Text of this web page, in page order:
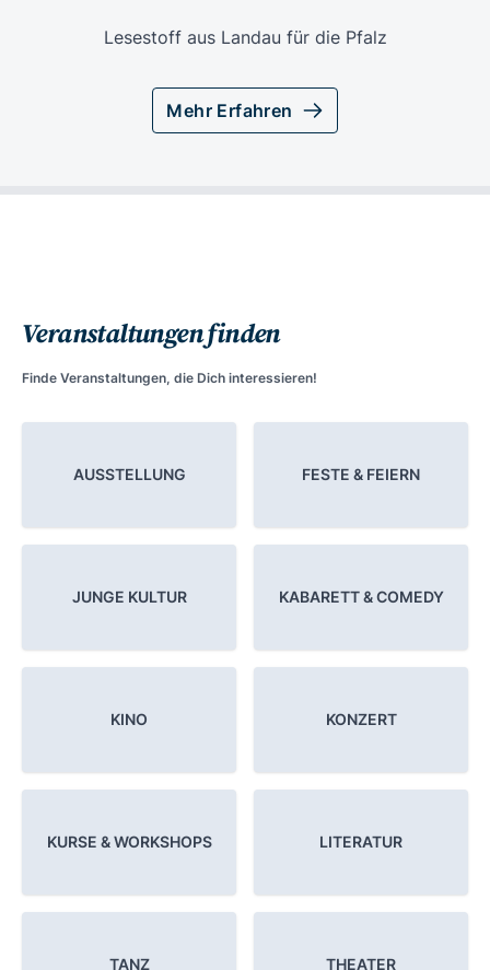
Lesestoff aus Landau für die Pfalz
Mehr Erfahren
Veranstaltungen finden
Finde Veranstaltungen, die Dich interessieren!
AUSSTELLUNG FESTE & FEIERN
JUNGE KULTUR KABARETT & COMEDY
KINO KONZERT
KURSE & WORKSHOPS LITERATUR
TANZ THEATER